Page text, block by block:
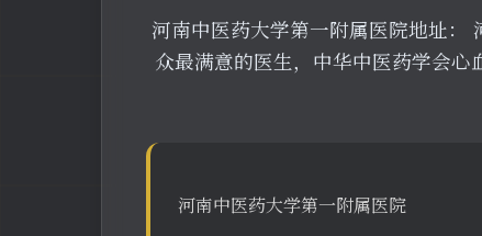
河南中医药大学第一附属医院地址：
众最满意的医生，中华中医药学会
河南中医药大学第一附属医院